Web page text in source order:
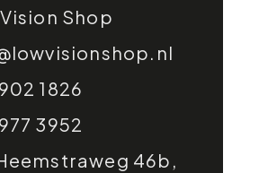
Shop
1826
3952
46b,